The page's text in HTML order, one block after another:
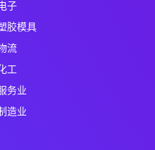
子
胶模具
流
工
务业
造业